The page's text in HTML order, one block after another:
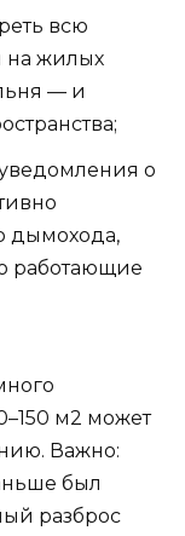
всю
на жилых
— и
о
дымохода,
работающие
м2 может
Важно:
был
разброс